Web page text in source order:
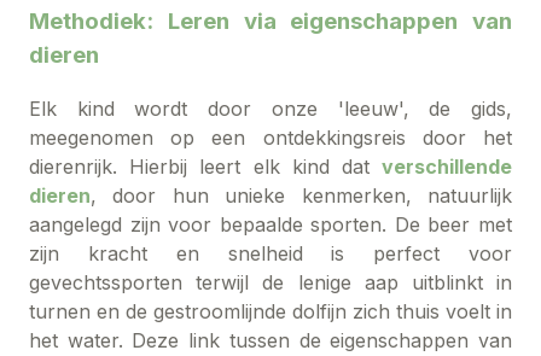
Methodiek: Leren via eigenschappen van
dieren
Elk kind wordt door onze 'leeuw', de gids,
meegenomen op een ontdekkingsreis door het
dierenrijk. Hierbij leert elk kind dat verschillende
dieren, door hun unieke kenmerken, natuurlijk
aangelegd zijn voor bepaalde sporten. De beer met
zijn kracht en snelheid is perfect voor
gevechtssporten terwijl de lenige aap uitblinkt in
turnen en de gestroomlijnde dolfijn zich thuis voelt in
het water. Deze link tussen de eigenschappen van